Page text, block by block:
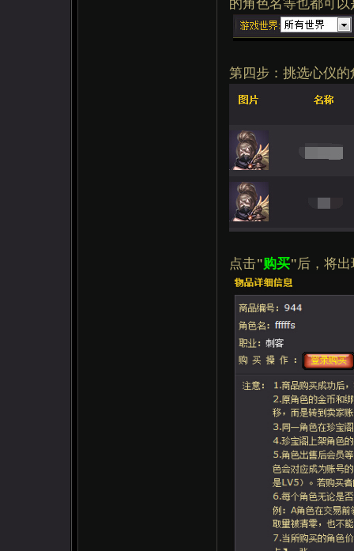
的角色名等也都可
第四步：挑选心仪的
点击"购买"后，将